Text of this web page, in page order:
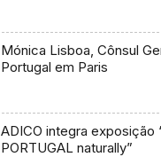
Mónica Lisboa, Cônsul
Portugal em Paris
ADICO integra exposição
PORTUGAL naturally”